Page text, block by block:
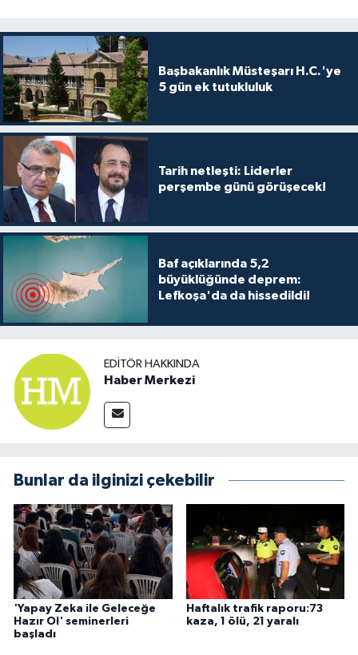
Başbakanlık Müsteşarı H.C.'ye
5 gün ek tutukluluk
Tarih netleşti: Liderler
perşembe günü görüşecek!
Baf açıklarında 5,2
büyüklüğünde deprem:
Lefkoşa'da da hissedildi!
EDITÖR HAKKINDA
Haber Merkezi
Bunlar da ilginizi çekebilir
'Yapay Zeka ile Geleceğe
Hazır Ol' seminerleri
başladı
Haftalık trafik raporu:73
kaza, 1 ölü, 21 yaralı